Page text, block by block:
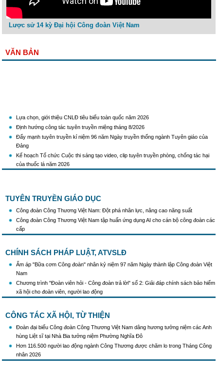
Lược sử 14 kỳ Đại hội Công đoàn Việt Nam
VĂN BẢN
Lựa chọn, giới thiệu CNLĐ tiêu biểu toàn quốc năm 2026
Định hướng công tác tuyên truyền miệng tháng 8/2026
Đẩy mạnh tuyên truyền kỉ niệm 96 năm Ngày truyền thống ngành Tuyên giáo của
Đảng
Kế hoạch Tổ chức Cuộc thi sáng tạo video, clip tuyên truyền phòng, chống tác hại
của thuốc lá năm 2026
KH Triển khai Ch/tr hành động của CĐCTVN thực hiện Chỉ thị số 58/CT-TW ngày
tình hình mới"
Triển khai thực hiện Hướng dẫn số 28/HD-BTGDVTW về xác định, lựa chọn ngày
chính trị
Triển khai truyền thông "Chiến dịch 500 ngày đêm đẩy mạnh thực hiện tìm kiếm, quy
Hướng dẫn tuyên truyền kỷ niệm 97 năm Ngày thành lập Công đoàn Việt Nam
(28/7/1929 - 28/7/2026)
Khẩu hiệu tuyên truyền trong nhiệm kỳ Đại hội XIV của Đảng
Triển khai thực hiện Chỉ thị số 25/CT-TTg của Thủ tướng Chính phủ về tăng cường
công tác phòng, chống buôn lậu, vận chuyển, sản xuất, mua bán, tàng trữ, sử dụng
trái phép thuốc lá trong tình hình mới
TUYÊN TRUYỀN GIÁO DỤC
Công đoàn Công Thương Việt Nam: Đột phá nhân lực, nâng cao năng suất
Công đoàn Công Thương Việt Nam tập huấn ứng dụng AI cho cán bộ công đoàn các
cấp
CHÍNH SÁCH PHÁP LUẬT, ATVSLĐ
Ấm áp "Bữa cơm Công đoàn" nhân kỷ niệm 97 năm Ngày thành lập Công đoàn Việt
Nam
Chương trình "Đoàn viên hỏi - Công đoàn trả lời" số 2: Giải đáp chính sách bảo hiểm
xã hội cho đoàn viên, người lao động
CÔNG TÁC XÃ HỘI, TỪ THIỆN
Đoàn đại biểu Công đoàn Công Thương Việt Nam dâng hương tưởng niệm các Anh
hùng Liệt sĩ tại Nhà Bia tưởng niệm Phường Nghĩa Đô
Hơn 116.500 người lao động ngành Công Thương được chăm lo trong Tháng Công
nhân 2026